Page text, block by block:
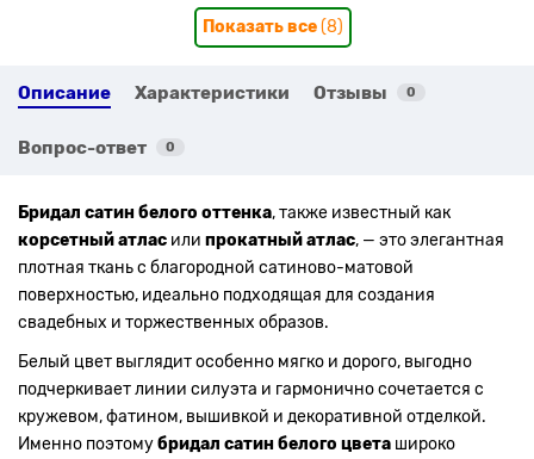
Показать все(8)
Описание Характеристики Отзывы 0
Вопрос-ответ 0
Бридал сатин белого оттенка, также известный как
корсетный атлас или прокатный атлас, — это элегантная
плотная ткань с благородной сатиново-матовой
поверхностью, идеально подходящая для создания
свадебных и торжественных образов.
Белый цвет выглядит особенно мягко и дорого, выгодно
подчеркивает линии силуэта и гармонично сочетается с
кружевом, фатином, вышивкой и декоративной отделкой.
Именно поэтомубридал сатин белого цвета широко